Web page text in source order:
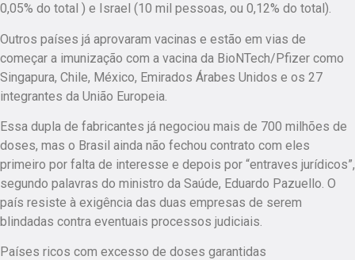
0,05% do total ) e Israel (10 mil pessoas, ou 0,12% do total).
Outros países já aprovaram vacinas e estão em vias de
começar a imunização com a vacina da BioNTech/Pfizer como
Singapura, Chile, México, Emirados Árabes Unidos e os 27
integrantes da União Europeia.
Essa dupla de fabricantes já negociou mais de 700 milhões de
doses, mas o Brasil ainda não fechou contrato com eles
primeiro por falta de interesse e depois por “entraves jurídicos”,
segundo palavras do ministro da Saúde, Eduardo Pazuello. O
país resiste à exigência das duas empresas de serem
blindadas contra eventuais processos judiciais.
Países ricos com excesso de doses garantidas